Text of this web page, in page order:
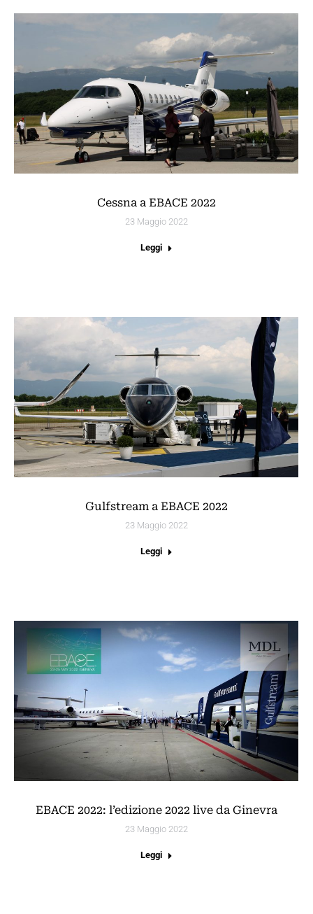
Cessna a EBACE 2022
23 Maggio 2022
Leggi
Gulfstream a EBACE 2022
23 Maggio 2022
Leggi
EBACE 2022: l’edizione 2022 live da Ginevra
23 Maggio 2022
Leggi